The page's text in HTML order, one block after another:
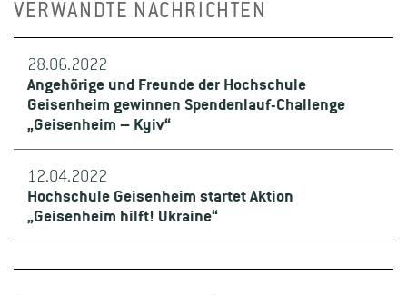
VERWANDTE NACHRICHTEN
28.06.2022
Angehörige und Freunde der Hochschule
Geisenheim gewinnen Spendenlauf-Challenge
„Geisenheim – Kyiv“
12.04.2022
Hochschule Geisenheim startet Aktion
„Geisenheim hilft! Ukraine“